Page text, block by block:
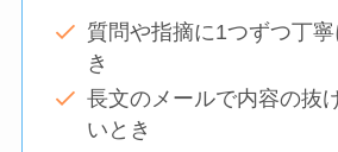
質問や指摘に1つずつ丁
き
長文のメールで内容の抜
いとき